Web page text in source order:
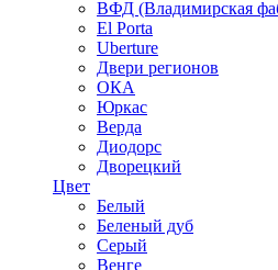
ВФД (Владимирская
El Porta
Uberture
Двери регионов
ОКА
Юркас
Верда
Диодорс
Дворецкий
Цвет
Белый
Беленый дуб
Серый
Венге